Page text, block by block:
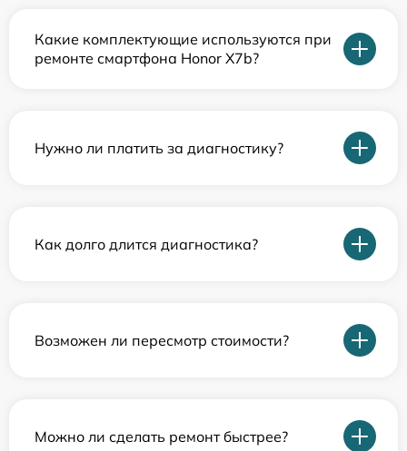
Какие комплектующие используются при
ремонте смартфона Honor X7b?
Нужно ли платить за диагностику?
Как долго длится диагностика?
Возможен ли пересмотр стоимости?
Можно ли сделать ремонт быстрее?